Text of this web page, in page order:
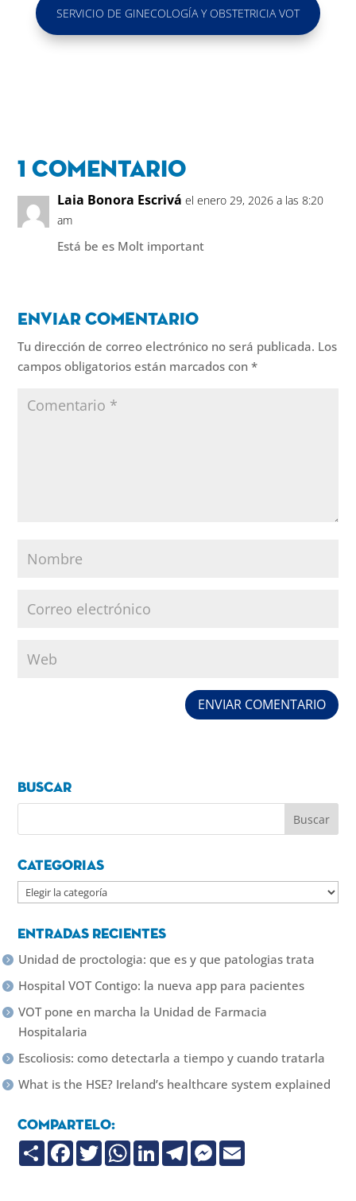
SERVICIO DE GINECOLOGÍA Y OBSTETRICIA VOT
1 Comentario
Laia Bonora Escrivá el enero 29, 2026 a las 8:20
am
Está be es Molt important
Enviar comentario
Tu dirección de correo electrónico no será publicada. Los
campos obligatorios están marcados con*
Buscar
Categorias
Categorias
Entradas recientes
Unidad de proctologia: que es y que patologias trata
Hospital VOT Contigo: la nueva app para pacientes
VOT pone en marcha la Unidad de Farmacia
Hospitalaria
Escoliosis: como detectarla a tiempo y cuando tratarla
What is the HSE? Ireland’s healthcare system explained
Compartelo:
C
o
F
a
T
w
W
L
T
e
M
e